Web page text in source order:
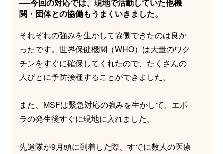
──今回の対応では、現地で活動していた他機
関・団体との協働もうまくいきました。
それぞれの強みを生かして協働できたのは良か
ったです。世界保健機関（WHO）は大量のワク
チンをすぐに確保してくれたので、たくさんの
人びとに予防接種することができました。
また、MSFは緊急対応の強みを生かして、エボ
ラの発生後すぐに現地に入れました。
先遣隊が9月頭に到着した際、すでに数人の医療